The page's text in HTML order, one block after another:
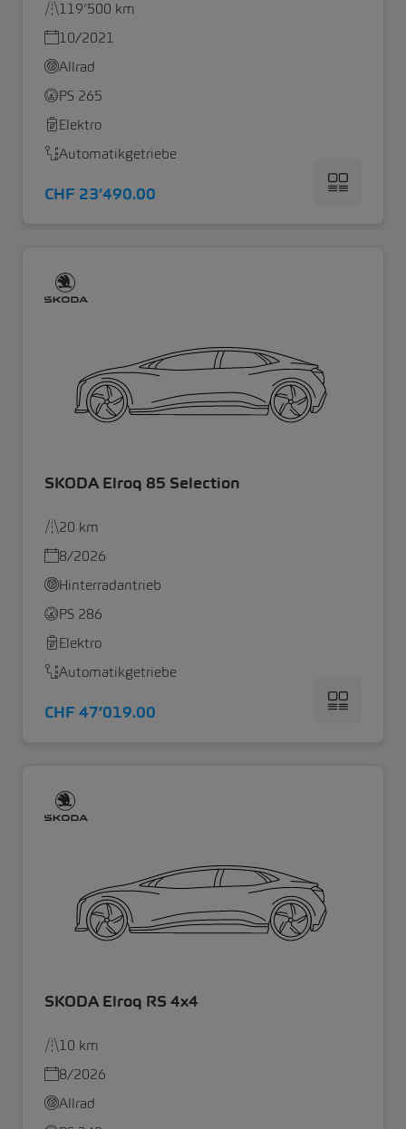
119’500 km
10/2021
Allrad
PS 265
Elektro
Automatikgetriebe
CHF 23’490.00
SKODA Elroq 85 Selection
20 km
8/2026
Hinterradantrieb
PS 286
Elektro
Automatikgetriebe
CHF 47’019.00
SKODA Elroq RS 4x4
10 km
8/2026
Allrad